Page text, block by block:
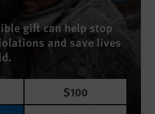
gift can help stop
and save lives
$100